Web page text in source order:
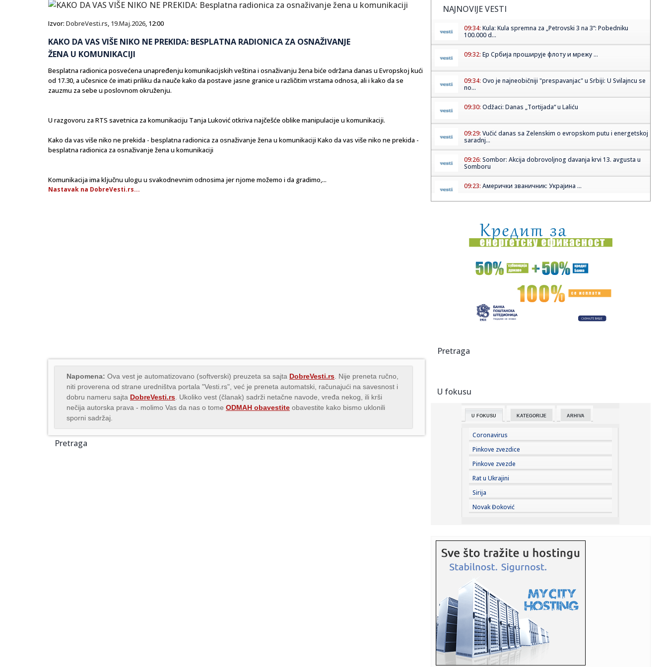
Izvor: DobreVesti.rs, 19.Maj.2026, 12:00
KAKO DA VAS VIŠE NIKO NE PREKIDA: BESPLATNA RADIONICA ZA OSNAŽIVANJE
ŽENA U KOMUNIKACIJI
Besplatna radionica posvećena unapređenju komunikacijskih veština i osnaživanju žena biće održana danas u Evropskoj kući
od 17.30, a učesnice će imati priliku da nauče kako da postave jasne granice u različitim vrstama odnosa, ali i kako da se
zauzmu za sebe u poslovnom okruženju.
U razgovoru za RTS savetnica za komunikaciju Tanja Luković otkriva najčešće oblike manipulacije u komunikaciji.
Kako da vas više niko ne prekida - besplatna radionica za osnaživanje žena u komunikaciji Kako da vas više niko ne prekida -
besplatna radionica za osnaživanje žena u komunikaciji
Komunikacija ima ključnu ulogu u svakodnevnim odnosima jer njome možemo i da gradimo,...
Nastavak na DobreVesti.rs...
Napomena: Ova vest je automatizovano (softverski) preuzeta sa sajta DobreVesti.rs . Nije preneta ručno,
niti proverena od strane uredništva portala "Vesti.rs", već je preneta automatski, računajući na savesnost i
dobru nameru sajta DobreVesti.rs . Ukoliko vest (članak) sadrži netačne navode, vređa nekog, ili krši
nečija autorska prava - molimo Vas da nas o tome ODMAH obavestite obavestite kako bismo uklonili
sporni sadržaj.
Pretraga
NAJNOVIJE VESTI
09:34: Kula: Kula spremna za „Petrovski 3 na 3“: Pobedniku
100.000 d...
09:32: Ер Србија проширује флоту и мрежу ...
09:34: Ovo je najneobičniji "prespavanjac" u Srbiji: U Svilajncu se
no...
09:30: Odžaci: Danas „Tortijada“ u Laliću
09:29: Vučić danas sa Zelenskim o evropskom putu i energetskoj
saradnj...
09:26: Sombor: Akcija dobrovoljnog davanja krvi 13. avgusta u
Somboru
09:23: Амерички званичник: Украјина ...
09:23:Sombor: (FOTO) Prvo veče „Bodrog festa“ okupilo
ljubitelje t...
09:21:Bugari spasavaju Evropu
Enes Kanter postaje košarkašica: Bivši centar se prijavljuje
09:19:Mađar i stranka Tisa danas nominuju kandidata za
09:12:
09:09: Amerika objavila nove snimke NLO-a
09:09:Ako putujete avionom, ovu grešku sa hranom pravi skoro
svako
09:09:Motor radio gotovo godinu dana bez gašenja, mehaničar
ostao šo...
09:09:Tri znaka ulaze u period kada novac dolazi lakše nego
ikad
09:09: Na Batrovcima se od jutros čeka oko četiri sata
09:08:
09:08:AdmiralBet ABA liga ostala bez direktora: Milija Vojinović
iznen...
09:07:Ukrajina menja pravila igre: Obećala da neće napadati
tankere s...
09:07:Er Srbija širi mrežu letova: Iz Beograda do više od 100
Pretraga
U fokusu
U FOKUSU KATEGORIJE ARHIVA
Coronavirus
Pinkove zvezdice
Pinkove zvezde
Rat u Ukrajini
Sirija
Novak Đoković